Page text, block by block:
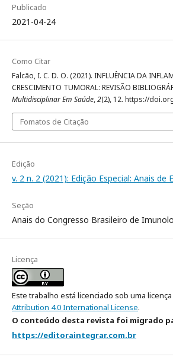
Publicado
2021-04-24
Como Citar
Falcão, I. C. D. O. (2021). INFLUÊNCIA DA
CRESCIMENTO TUMORAL: REVISÃO
Multidisciplinar Em Saúde,2(2), 12. https://
Fomatos de Citação
Edição
v. 2 n. 2 (2021): Edição Especial: Anais de
Seção
Anais do Congresso Brasileiro de
Licença
Este trabalho está licenciado sob uma licença
Attribution 4.0 International License.
O conteúdo desta revista foi migrado
https://editoraintegrar.com.br